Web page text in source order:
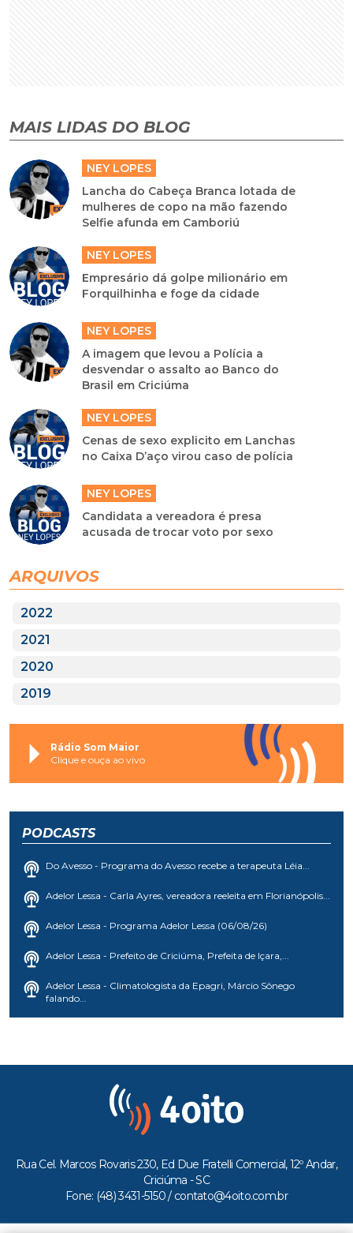
MAIS LIDAS DO BLOG
NEY LOPES
Lancha do Cabeça Branca lotada de
mulheres de copo na mão fazendo
Selfie afunda em Camboriú
NEY LOPES
Empresário dá golpe milionário em
Forquilhinha e foge da cidade
NEY LOPES
A imagem que levou a Polícia a
desvendar o assalto ao Banco do
Brasil em Criciúma
NEY LOPES
Cenas de sexo explicito em Lanchas
no Caixa D’aço virou caso de polícia
NEY LOPES
Candidata a vereadora é presa
acusada de trocar voto por sexo
ARQUIVOS
2022
2021
2020
2019
Rádio Som Maior
Clique e ouça ao vivo
PODCASTS
Do Avesso - Programa do Avesso recebe a terapeuta Léia...
Adelor Lessa - Carla Ayres, vereadora reeleita em Florianópolis...
Adelor Lessa - Programa Adelor Lessa (06/08/26)
Adelor Lessa - Prefeito de Criciúma, Prefeita de Içara,...
Adelor Lessa - Climatologista da Epagri, Márcio Sônego
falando...
Rua Cel. Marcos Rovaris 230, Ed Due Fratelli Comercial, 12º Andar,
Criciúma - SC
Fone: (48) 3431-5150 / contato@4oito.com.br